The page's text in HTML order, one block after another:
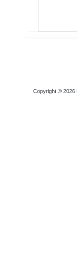
Copyright © 2026